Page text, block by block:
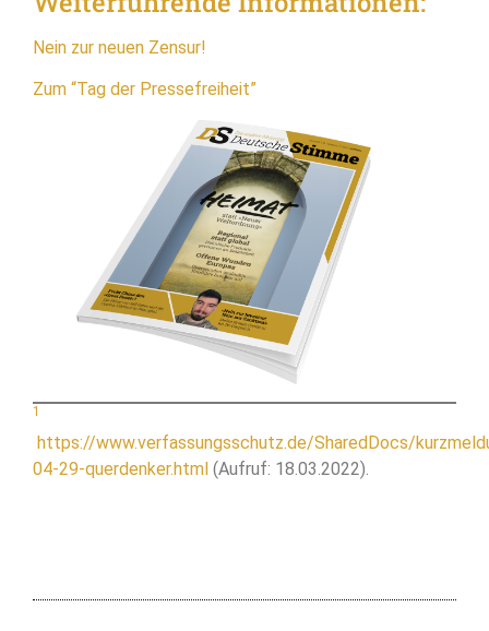
Nein zur neuen Zensur!
Zum “Tag der Pressefreiheit”
1
https://www.verfassungsschutz.de/SharedDocs/
04-29-querdenker.html (Aufruf: 18.03.2022).